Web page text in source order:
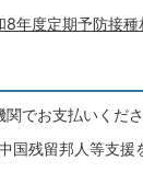
年度定期予防接種
でお支払いくださ
国残留邦人等支